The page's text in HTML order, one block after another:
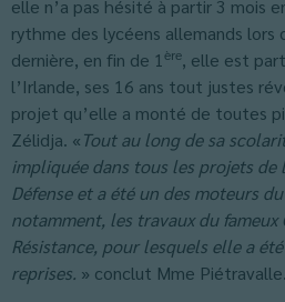
elle n’a pas hésité à partir 3 mois
rythme des lycéens allemands lors
dernière, en fin de 1 ère, elle est
l’Irlande, ses 16 ans tout justes
projet qu’elle a monté de toutes
Zélidja. «Tout au long de sa
impliquée dans tous les projets de
Défense et a été un des moteurs
notamment, les travaux du fameux
Résistance, pour lesquels elle a
reprises. » conclut Mme Piétravalle.